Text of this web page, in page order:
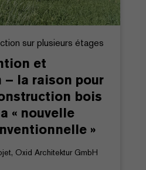
sur plusieurs étages
et
la raison pour
bois
« nouvelle
»
Oxid Architektur GmbH